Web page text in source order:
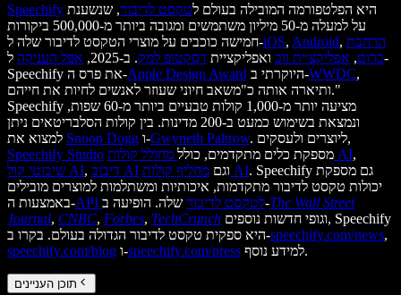
Speechify
היא הפלטפורמה המובילה בעולם לטקסט לדיבור, שנשענת
על למעלה מ-50 מיליון משתמשים ומגובה ביותר מ-500,000 ביקורות
חמישה כוכבים על מוצרי הטקסט לדיבור שלה ל-iOS, Android, הרחבת
כרום, אפליקציית ווב ואפליקציית דסקטופ למק. ב-2025, אפל העניקה ל-
Speechify את פרס ה-Apple Design Award היוקרתי ב-WWDC,
ותיארה אותה כ"משאב חיוני שעוזר לאנשים לחיות את חייהם."
Speechify מציעה יותר מ-1,000 קולות טבעיים ביותר מ-60 שפות,
ונמצאת בשימוש כמעט ב-200 מדינות. בין קולות הסלבריטאים ניתן
Snoop Dogg ו-Gwyneth Paltrow
. ליוצרים ולעסקים,
Speechify Studio
מספקת כלים מתקדמים, כולל מחולל קולות AI,
שיבוטי קול AI, דיבוב AI וגם מחליף קולות AI. Speechify גם מספקת
יכולות טקסט לדיבור מתקדמות, איכותיות ומשתלמות למוצרים מובילים
באמצעות ה-
API לטקסט לדיבורשלה. הופיעה ב-The Wall Street
Journal, CNBC, Forbes, TechCrunch
היא ספקית טקסט לדיבור הגדולה בעולם. בקרו ב-speechify.com/news,
speechify.com/blog ו-speechify.com/press למידע נוסף.
תוכן העניינים